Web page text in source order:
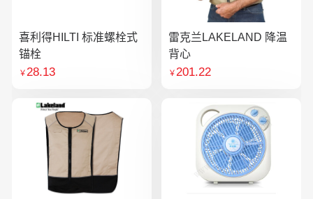
喜利得HILTI 标准螺栓式
锚栓
￥28.13
雷克兰LAKELAND 降温
背心
￥201.22